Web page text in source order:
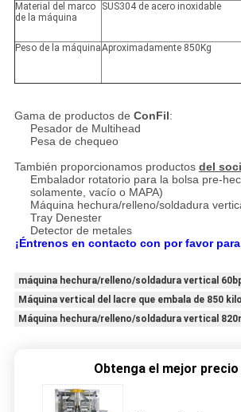
Material del marco
de la máquina
SUS304 de acero inoxidable
Peso de la máquinaAproximadamente 850Kg
Gama de productos de ConFil:
Pesador de Multihead
Pesa de chequeo
También proporcionamos productos del
Embalador rotatorio para la bolsa pre-
solamente, vacío o MAPA)
Máquina hechura/relleno/soldadura
Tray Denester
Detector de metales
¡Éntrenos en contacto con por favor
máquina hechura/relleno/soldadura vertical
Máquina vertical del lacre que embala de 850
Máquina hechura/relleno/soldadura vertical
Obtenga el mejor